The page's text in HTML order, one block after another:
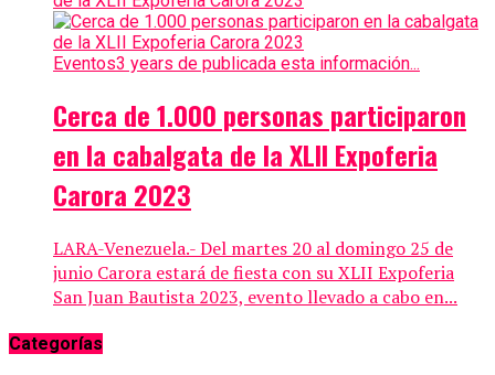
Eventos3 years de publicada esta información...
Cerca de 1.000 personas participaron
en la cabalgata de la XLII Expoferia
Carora 2023
LARA-Venezuela.- Del martes 20 al domingo 25 de
junio Carora estará de fiesta con su XLII Expoferia
San Juan Bautista 2023, evento llevado a cabo en...
Categorías